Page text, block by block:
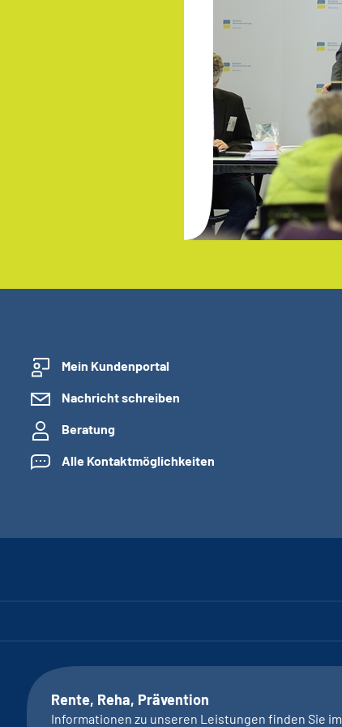
Mein Kundenportal
Nachricht schreiben
Beratung
Alle Kontaktmöglichkeiten
Rente, Reha, Prävention
Informationen zu unseren Leistungen finden Sie im